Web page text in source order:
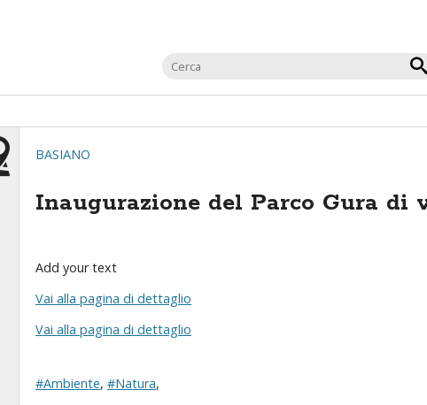
BASIANO
Inaugurazione del Parco Gura di
Add your text
Vai alla pagina di dettaglio
Vai alla pagina di dettaglio
#Ambiente, #Natura,